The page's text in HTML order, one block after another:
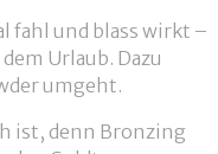
fahl und blass wirkt –
Urlaub. Dazu
umgeht.
ist, denn Bronzing